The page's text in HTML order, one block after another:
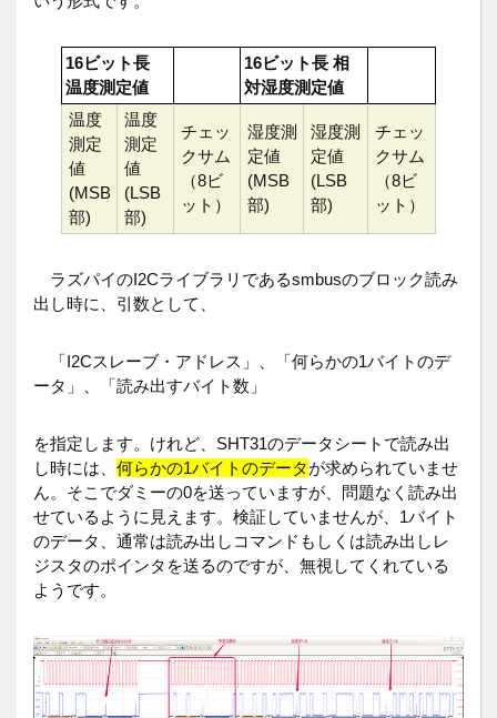
16ビット長
温度測定値
16ビット長 相
対湿度測定値
温度
測定
値
(MSB
部)
温度
測定
値
(LSB
部)
チェッ
クサム
（8ビ
ット）
湿度測
定値
(MSB
部)
湿度測
定値
(LSB
部)
チェッ
クサム
（8ビ
ット）
ラズパイのI2Cライブラリであるsmbusのブロック読み
出し時に、引数として、
「I2Cスレーブ・アドレス」、「何らかの1バイトのデ
ータ」、「読み出すバイト数」
を指定します。けれど、SHT31のデータシートで読み出
し時には、 何らかの1バイトのデータが求められていませ
ん。そこでダミーの0を送っていますが、問題なく読み出
せているように見えます。検証していませんが、1バイト
のデータ、通常は読み出しコマンドもしくは読み出しレ
ジスタのポインタを送るのですが、無視してくれている
ようです。